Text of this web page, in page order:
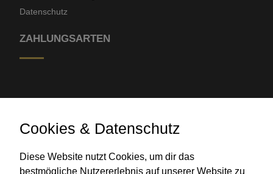
Datenschutz
ZAHLUNGSARTEN
Banküberweisung
Cookies & Datenschutz
Diese Website nutzt Cookies, um dir das
bestmögliche Nutzererlebnis auf unserer Website zu